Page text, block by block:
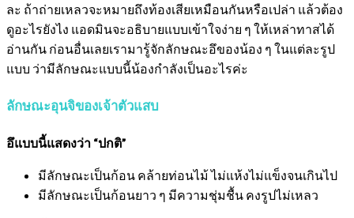
ละ ถ้าถ่ายเหลวจะหมายถึงท้องเสียเหมือนกันหรือเปล่า แล้วต้อง
ดูอะไรยังไง แอดมินจะอธิบายแบบเข้าใจง่าย ๆ ให้เหล่าทาสได้
อ่านกัน ก่อนอื่นเลยเรามารู้จักลักษณะอึของน้อง ๆ ในแต่ละรูป
แบบ ว่ามีลักษณะแบบนี้น้องกำลังเป็นอะไรค่ะ
ลักษณะอุนจิของเจ้าตัวแสบ
อึแบบนี้แสดงว่า “ปกติ”
มีลักษณะเป็นก้อน คล้ายท่อนไม้ ไม่แห้งไม่แข็งจนเกินไป
มีลักษณะเป็นก้อนยาว ๆ มีความชุ่มชื้น คงรูปไม่เหลว